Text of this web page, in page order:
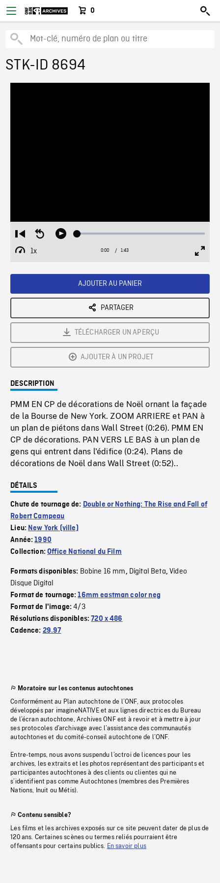
0
STK-ID 8694
Restart
from
beginning
Seek
Play Loaded:
1x
Playback
Current
0:00 / Duration
1:43
AJOUTER AU PANIER
PARTAGER
TÉLÉCHARGER UN APERÇU
AJOUTER À UN PROJET
DESCRIPTION
PMM EN CP de décorations de Noël ornant la façade
de la Bourse de New York. ZOOM ARRIERE et PAN à
un plan de piétons dans Wall Street (0:26). PMM EN
CP de décorations. PAN VERS LE BAS à un plan de
gens qui entrent dans l'édifice (0:24). Plans de
décorations de Noël dans Wall Street (0:52)..
DÉTAILS
Chute de tournage de: Double or Nothing: The Rise and Fall of
Robert Campeau
Lieu: New York (ville)
Année:1990
Collection:Office National du Film
Formats disponibles: Bobine 16 mm, Digital Beta,Video
Disque Digital
Format de tournage:16mm eastman color neg
Format de l'image:4/3
Résolutions disponibles:720 x 486
Cadence: 29.97
Moratoire sur les contenus autochtones
Conformément au Plan autochtone de l’ONF, aux protocoles
développés par imagineNATIVE et aux lignes directrices du Bureau
de l’écran autochtone, Archives ONF est à revoir et à mettre à jour
ses protocoles d’archivage avec l’assistance des communautés
autochtones et du comité-conseil autochtone de l’ONF.
Entre-temps, nous avons suspendu l’octroi de licences pour les
archives, les extraits et les photos représentant des participants et
participantes autochtones à des clients ou clientes qui ne
s’identifient pas comme Autochtones (membres des Premières
Nations, Inuit ou Métis).
Contenu sensible?
Les films et les archives exposés sur ce site peuvent dater de plus de
120 ans. Certaines scènes ou termes reliés pourraient être
offensants pour certains publics. En savoir plus